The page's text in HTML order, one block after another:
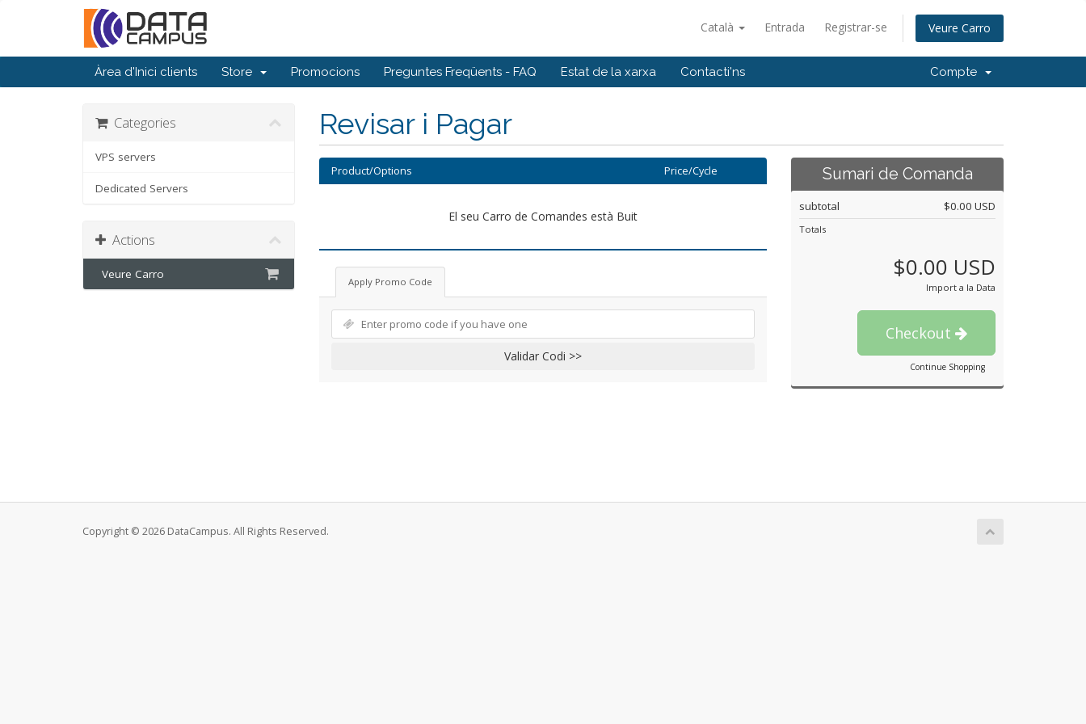
Català Entrada Registrar-se Veure Carro
Àrea d'Inici clients Store Promocions Preguntes Freqüents - FAQ Estat de la xarxa Contacti'ns Compte
Revisar i Pagar
Categories
VPS servers
Dedicated Servers
Actions
Veure Carro
Product/Options Price/Cycle
El seu Carro de Comandes està Buit
Apply Promo Code
Validar Codi >>
Sumari de Comanda
subtotal $0.00 USD
Totals
$0.00 USD
Import a la Data
Checkout
Continue Shopping
Copyright © 2026 DataCampus. All Rights Reserved.